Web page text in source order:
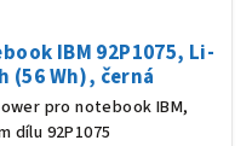
IBM 92P1075, Li-
(56 Wh), černá
pro notebook IBM,
dílu 92P1075